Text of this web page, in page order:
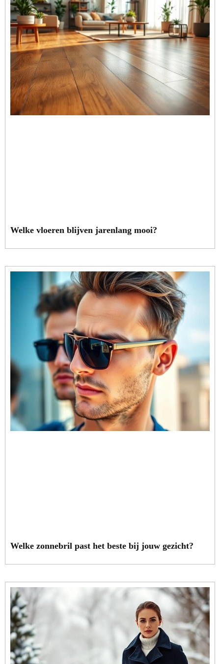
Welke vloeren blijven jarenlang mooi?
Welke zonnebril past het beste bij jouw gezicht?